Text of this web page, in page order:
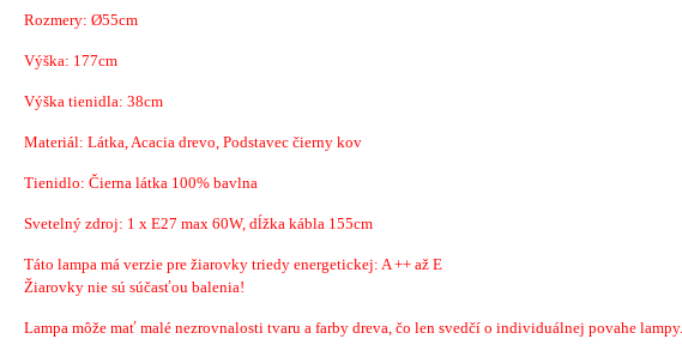
Rozmery: Ø55cm
Výška: 177cm
Výška tienidla: 38cm
Materiál: Látka, Acacia drevo, Podstavec čierny kov
Tienidlo: Čierna látka 100% bavlna
Svetelný zdroj: 1 x E27 max 60W, dĺžka kábla 155cm
Táto lampa má verzie pre žiarovky triedy energetickej: A ++ až E
Žiarovky nie sú súčasťou balenia!
Lampa môže mať malé nezrovnalosti tvaru a farby dreva, čo len svedčí o individuálnej povahe lampy.